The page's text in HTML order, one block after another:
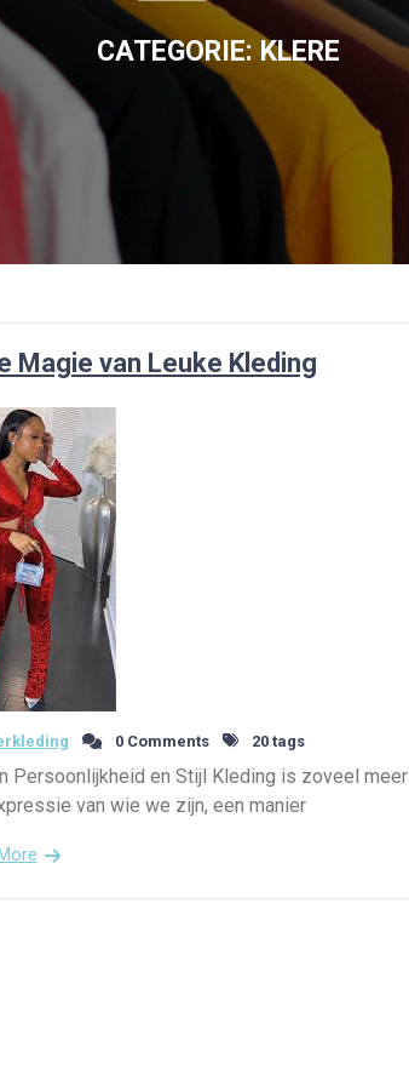
CATEGORIE: KLERE
Magie van Leuke Kleding
0 Comments 20 tags
Persoonlijkheid en Stijl Kleding is zoveel meer
van wie we zijn, een manier